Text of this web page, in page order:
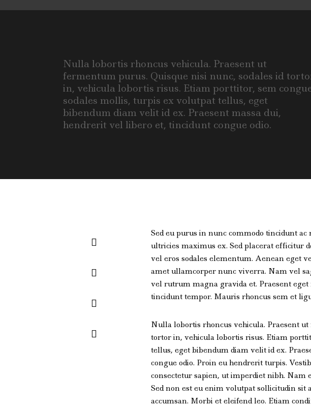
Nulla lobortis rhoncus vehicula. Praesent ut
fermentum purus. Quisque nisi nunc, sodales id
in, vehicula lobortis risus. Etiam porttitor, sem
sodales mollis, turpis ex volutpat tellus, eget
bibendum diam velit id ex. Praesent massa dui,
hendrerit vel libero et, tincidunt congue odio.
Sed eu purus in nunc commodo tincidunt
ultricies maximus ex. Sed placerat efficitur
vel eros sodales elementum. Aenean eget
amet ullamcorper nunc viverra. Nam vel
vel rutrum magna gravida et. Praesent
tincidunt tempor. Mauris rhoncus sem et
Nulla lobortis rhoncus vehicula. Praesent
tortor in, vehicula lobortis risus. Etiam
tellus, eget bibendum diam velit id ex.
congue odio. Proin eu hendrerit turpis.
consectetur sapien, ut imperdiet nibh. Nam
Sed non est eu enim volutpat sollicitudin sit
accumsan. Morbi et eleifend leo. Etiam